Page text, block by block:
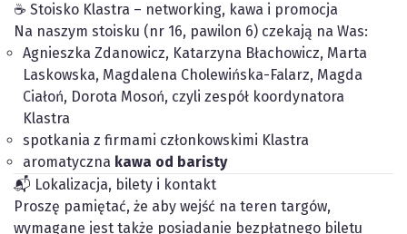
☕ Stoisko Klastra – networking, kawa i promocja
Na naszym stoisku (nr 16, pawilon 6) czekają na Was:
Agnieszka Zdanowicz, Katarzyna Błachowicz, Marta
Laskowska, Magdalena Cholewińska-Falarz, Magda
Ciałoń, Dorota Mosoń, czyli zespół koordynatora
Klastra
spotkania z firmami członkowskimi Klastra
aromatyczna kawa od baristy
📬 Lokalizacja, bilety i kontakt
Proszę pamiętać, że aby wejść na teren targów,
wymagane jest także posiadanie bezpłatnego biletu